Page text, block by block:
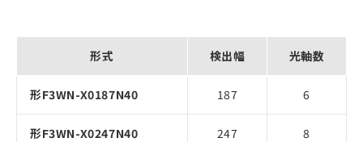
形式 検出幅 光軸数
形F3WN-X0187N40 187 6
形F3WN-X0247N40 247 8